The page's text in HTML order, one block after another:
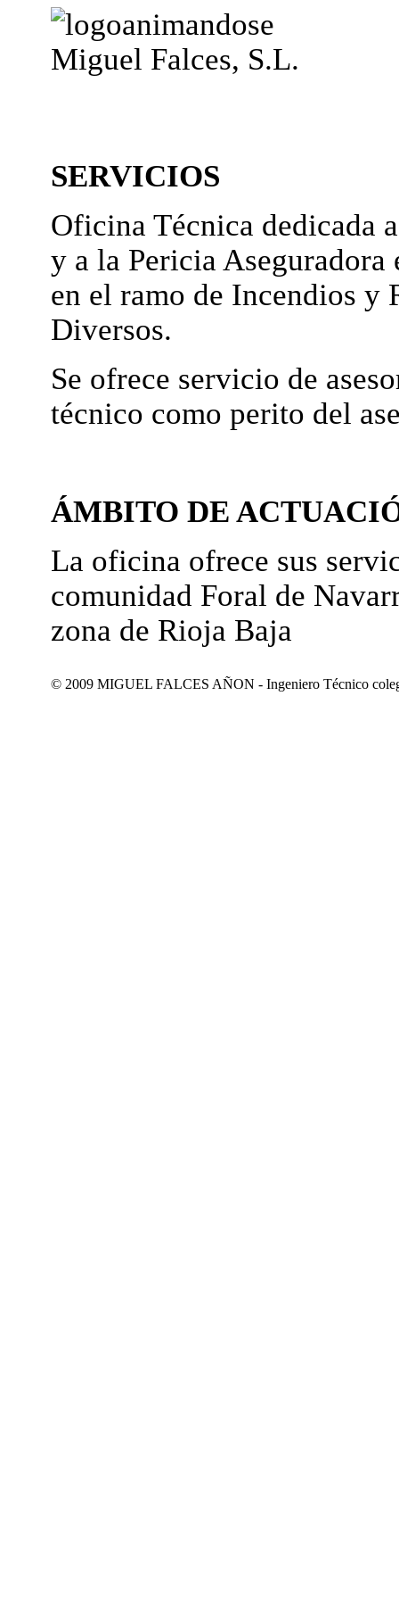
Miguel Falces, S.L.
SERVICIOS
Oficina Técnica dedicada
y a la Pericia Aseguradora
en el ramo de Incendios y
Diversos.
Se ofrece servicio de
técnico como perito del
ÁMBITO DE
La oficina ofrece sus
comunidad Foral de
zona de Rioja Baja
© 2009 MIGUEL FALCES AÑON - Ingeniero Técnico